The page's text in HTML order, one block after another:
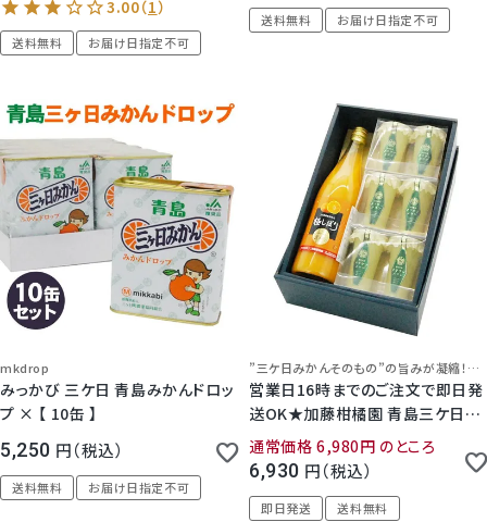
3.00（1）
送料無料 お届け日指定不可
送料無料 お届け日指定不可
mkdrop
みっかび 三ケ日 青島みかんドロッ
プ × 【 10缶 】
5,250 税込
送料無料 お届け日指定不可
”三ケ日みかんそのもの”の旨みが凝縮！青島みかんの濃厚なjジュースと芳醇で上品、お洒落なクラウンメロンゼリーの詰め合わせ
営業日16時までのご注文で即日発
送OK★加藤柑橘園 青島三ケ日み
かんジュース『極しぼり』 1本 ＆ク
ラウンメロンゼリーエスト 化粧箱
入り 敬老の日 ストレート みかん
100% ジュース 無添加 三ヶ日 高
通常価格 6,980 のところ
6,930 税込
即日発送 送料無料